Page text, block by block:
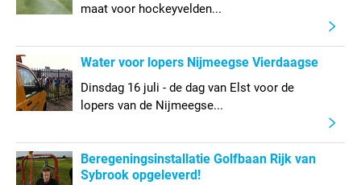
maat voor hockeyvelden...
Water voor lopers Nijmeegse Vierdaagse
Dinsdag 16 juli - de dag van Elst voor de
lopers van de Nijmeegse...
Beregeningsinstallatie Golfbaan Rijk van
Sybrook opgeleverd!